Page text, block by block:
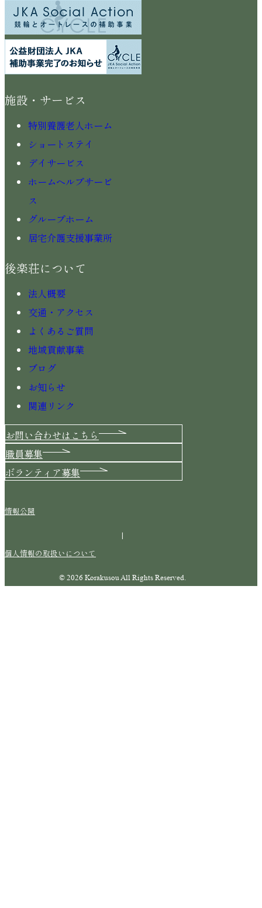
施設・サービス
特別養護老人ホーム
ショートステイ
デイサービス
ホームヘルプサービ
ス
グループホーム
居宅介護支援事業所
後楽荘について
法人概要
交通・アクセス
よくあるご質問
地域貢献事業
ブログ
お知らせ
関連リンク
お問い合わせはこちら
職員募集
ボランティア募集
情報公開
|
個人情報の取扱いについて
© 2026 Korakusou All Rights Reserved.